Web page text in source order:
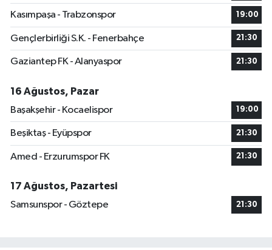
Kasımpaşa - Trabzonspor 19:00
Gençlerbirliği S.K. - Fenerbahçe 21:30
Gaziantep FK - Alanyaspor 21:30
16 Ağustos, Pazar
Başakşehir - Kocaelispor
19:00
Beşiktaş - Eyüpspor 21:30
Amed - Erzurumspor FK 21:30
17 Ağustos, Pazartesi
Samsunspor - Göztepe
21:30